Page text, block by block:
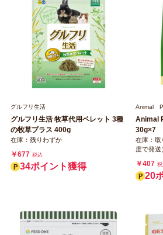
グルフリ生活
グルフリ生活 牧草代用ペレット 3種
の牧草プラス 400g
在庫：残りわずか
￥677 税込
34ポイント獲得
Animal
Animal
30g×7
在庫：取
度で発送
￥407 税
20